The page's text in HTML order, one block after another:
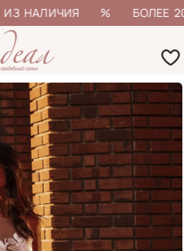
НАЛИЧИЯ % БОЛЕЕ 200